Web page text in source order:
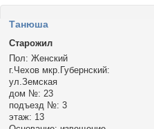
Tанюша
Старожил
Пол: Женский
г.Чехов мкр.Губернский:
ул.Земская
дом №: 23
подъезд №: 3
этаж: 13